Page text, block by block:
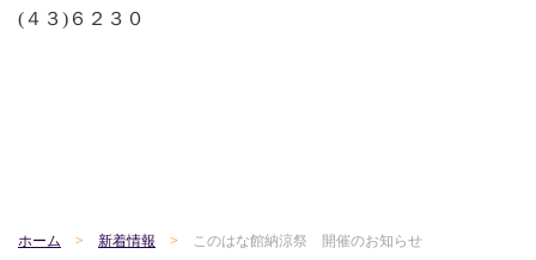
(４３)６２３０
ホーム 新着情報 このはな館納涼祭 開催のお知らせ